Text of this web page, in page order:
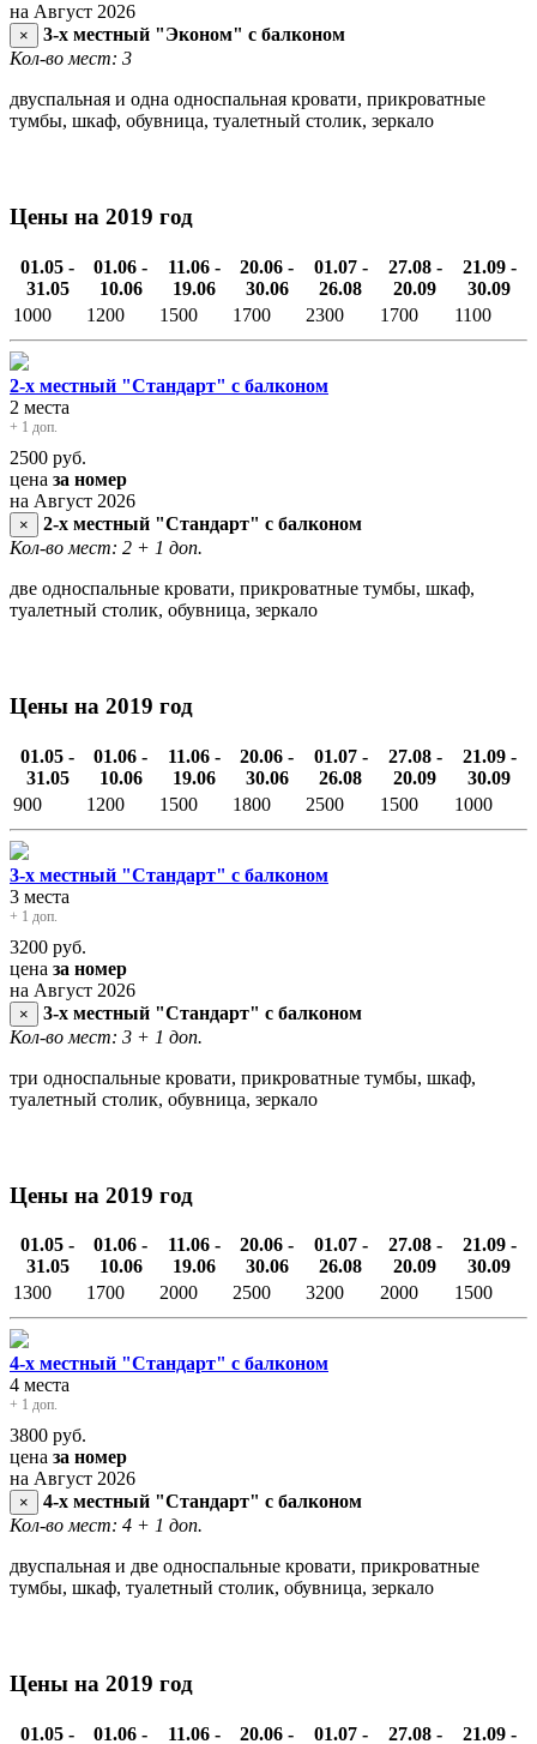
на Август 2026
×
3-х местный "Эконом" с балконом
Кол-во мест: 3
двуспальная и одна односпальная кровати, прикроватные
тумбы, шкаф, обувница, туалетный столик, зеркало
Цены на 2019 год
01.05 -
31.05
01.06 -
10.06
11.06 -
19.06
20.06 -
30.06
01.07 -
26.08
27.08 -
20.09
21.09 -
30.09
1000
1200 1500 1700 2300 1700 1100
2-х местный "Стандарт" с балконом
2 места
+ 1 доп.
2500 руб.
цена за номер
на Август 2026
×
2-х местный "Стандарт" с балконом
Кол-во мест: 2 + 1 доп.
две односпальные кровати, прикроватные тумбы, шкаф,
туалетный столик, обувница, зеркало
Цены на 2019 год
01.05 -
31.05
01.06 -
10.06
11.06 -
19.06
20.06 -
30.06
01.07 -
26.08
27.08 -
20.09
21.09 -
30.09
900
1200 1500 1800 2500 1500 1000
3-х местный "Стандарт" с балконом
3 места
+ 1 доп.
3200 руб.
цена за номер
на Август 2026
×
3-х местный "Стандарт" с балконом
Кол-во мест: 3 + 1 доп.
три односпальные кровати, прикроватные тумбы, шкаф,
туалетный столик, обувница, зеркало
Цены на 2019 год
01.05 -
31.05
01.06 -
10.06
11.06 -
19.06
20.06 -
30.06
01.07 -
26.08
27.08 -
20.09
21.09 -
30.09
1300
1700 2000 2500 3200 2000 1500
4-х местный "Стандарт" с балконом
4 места
+ 1 доп.
3800 руб.
цена за номер
на Август 2026
×
4-х местный "Стандарт" с балконом
Кол-во мест: 4 + 1 доп.
двуспальная и две односпальные кровати, прикроватные
тумбы, шкаф, туалетный столик, обувница, зеркало
Цены на 2019 год
01.05 -
01.06 -
11.06 -
20.06 -
01.07 -
27.08 -
21.09 -